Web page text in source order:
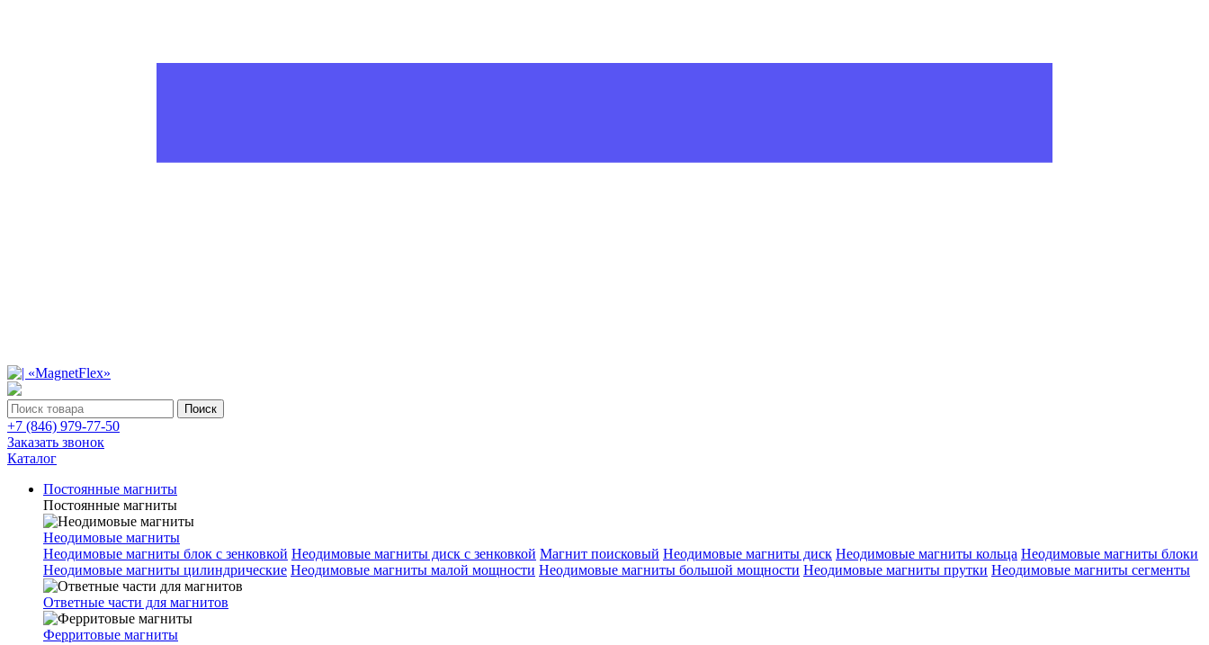
Поиск
+7 (846) 979-77-50
Заказать звонок
Каталог
Постоянные магниты
Постоянные магниты
Неодимовые магниты
Неодимовые магниты блок с зенковкой Неодимовые магниты диск с зенковкой Магнит поисковый Неодимовые магниты диск Неодимовые магниты кольца Неодимовые магниты блоки
Неодимовые магниты цилиндрические Неодимовые магниты малой мощности Неодимовые магниты большой мощности Неодимовые магниты прутки Неодимовые магниты сегменты
Ответные части для магнитов
Ферритовые магниты